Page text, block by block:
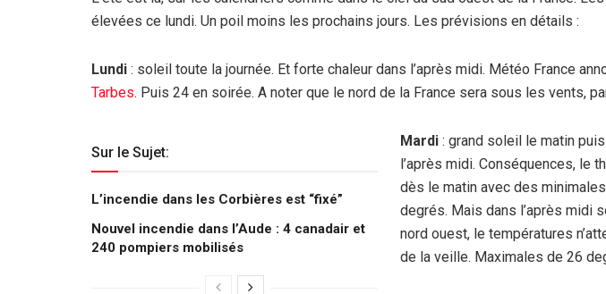
élevées ce lundi. Un poil moins les prochains jours. Les prévisions en détails :
Lundi : soleil toute la journée. Et forte chaleur dans l’après midi. Météo France
Tarbes. Puis 24 en soirée. A noter que le nord de la France sera sous les vents,
Sur le Sujet:
L’incendie dans les Corbières est “fixé”
Nouvel incendie dans l’Aude : 4 canadair et
240 pompiers mobilisés
Mardi : grand soleil le matin
l’après midi. Conséquences, le
dès le matin avec des
degrés. Mais dans l’après midi
nord ouest, le températures
de la veille. Maximales de 26